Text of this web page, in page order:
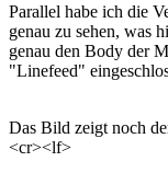
Parallel habe ich die
genau zu sehen, was
genau den Body der
"Linefeed"
Das Bild zeigt noch
<cr><lf>